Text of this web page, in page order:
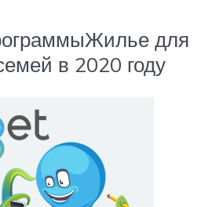
для
в 2020 году